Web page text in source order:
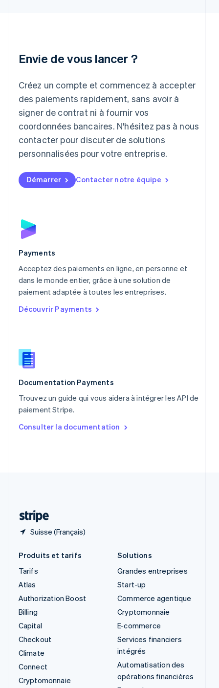
Envie de vous lancer ?
Créez un compte et commencez à accepter
des paiements rapidement, sans avoir à
signer de contrat ni à fournir vos
coordonnées bancaires. N'hésitez pas à nous
contacter pour discuter de solutions
personnalisées pour votre entreprise.
Démarrer Contacter notre équipe
Payments
Acceptez des paiements en ligne, en personne et
dans le monde entier, grâce à une solution de
paiement adaptée à toutes les entreprises.
Découvrir Payments
Documentation Payments
Trouvez un guide qui vous aidera à intégrer les API de
paiement Stripe.
Consulter la documentation
Suisse (Français)
Japon
Lettonie
Liechtenstein
Deutsch English
Lituanie
Luxembourg
FrançaisDeutsch English
English简体中文
Malte
Norvège
English
English
NederlandsEnglish
Pologne
English
PortuguêsEnglish
English
Roumanie
Royaume-Uni
Singapour
English简体中文
English
Produits et tarifs
Tarifs
Atlas
Authorization Boost
Billing
Capital
Checkout
Climate
Connect
Cryptomonnaie
Solutions
Grandes entreprises
Start-up
Commerce agentique
Cryptomonnaie
E-commerce
Services financiers
intégrés
Automatisation des
opérations financières